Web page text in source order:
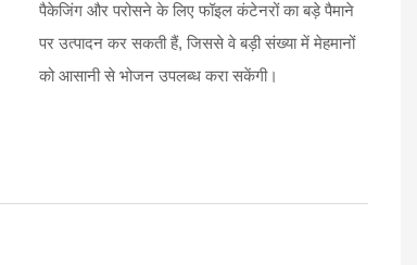
पैकेजिंग और परोसने के लिए फॉइल कंटेनरों का बड़े पैमाने
पर उत्पादन कर सकती हैं, जिससे वे बड़ी संख्या में मेहमानों
को आसानी से भोजन उपलब्ध करा सकेंगी।